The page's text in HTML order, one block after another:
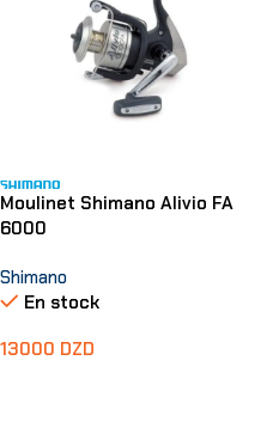
Moulinet Shimano Alivio FA
6000
Shimano
En stock
13000 DZD